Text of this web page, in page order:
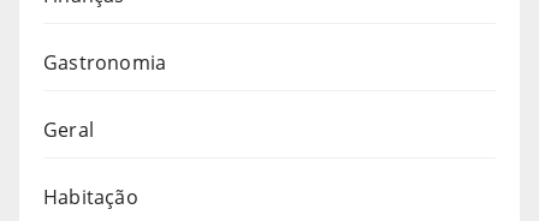
Gastronomia
Geral
Habitação